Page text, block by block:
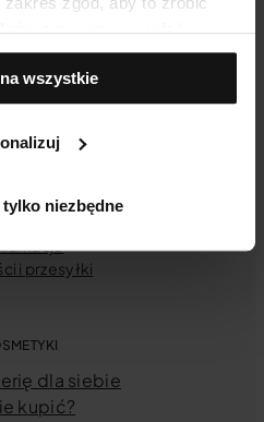
zawsze wycofać
cookies, usuwając je
wszystkie
niezbędne
zamówień
[starszy]
i przesyłki
dla siebie
kupić?